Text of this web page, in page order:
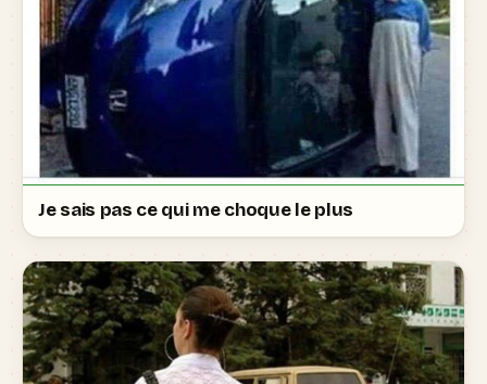
Je sais pas ce qui me choque le plus